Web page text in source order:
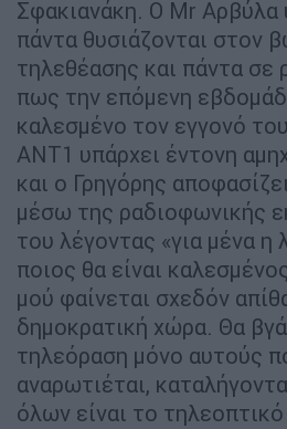
Σφακιανάκη. Ο Mr Αρβύλα
πάντα θυσιάζονται στον
τηλεθέασης και πάντα σε
πως την επόμενη
καλεσμένο τον εγγονό
ΑΝΤ1 υπάρχει έντονη
και ο Γρηγόρης
μέσω της ραδιοφωνικής
του λέγοντας «για μένα η
ποιος θα είναι
μού φαίνεται σχεδόν
δημοκρατική χώρα. Θα
τηλεόραση μόνο αυτούς
αναρωτιέται,
όλων είναι το